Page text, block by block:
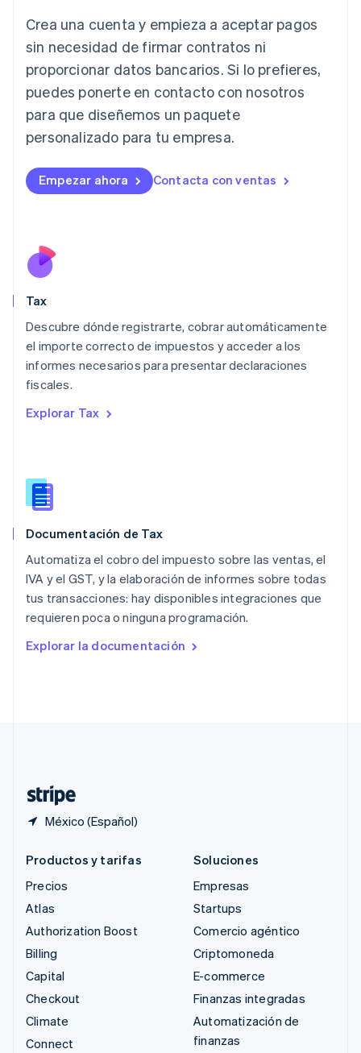
Crea una cuenta y empieza a aceptar pagos
sin necesidad de firmar contratos ni
proporcionar datos bancarios. Si lo prefieres,
puedes ponerte en contacto con nosotros
para que diseñemos un paquete
personalizado para tu empresa.
Empezar ahora Contacta con ventas
Tax
Descubre dónde registrarte, cobrar automáticamente
el importe correcto de impuestos y acceder a los
informes necesarios para presentar declaraciones
fiscales.
Explorar Tax
Documentación de Tax
Automatiza el cobro del impuesto sobre las ventas, el
IVA y el GST, y la elaboración de informes sobre todas
tus transacciones: hay disponibles integraciones que
requieren poca o ninguna programación.
Explorar la documentación
México (Español)
English
Irlanda
Italia
ItalianoEnglish
Japón
English
Letonia
Liechtenstein
DeutschEnglish
Français
Malasia
English
México
Español
Noruega
English
Nueva Zelandia
English
English
Portugal
RAE de Hong Kong, China
English简体中文
Reino Unido
English
República Checa
English
English
Productos y tarifas
Precios
Atlas
Authorization Boost
Billing
Capital
Checkout
Climate
Connect
Soluciones
Empresas
Startups
Comercio agéntico
Criptomoneda
E-commerce
Finanzas integradas
Automatización de
finanzas